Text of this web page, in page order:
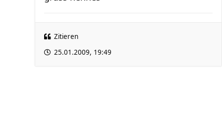
Zitieren
25.01.2009, 19:49